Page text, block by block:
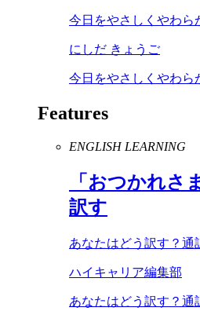
今日をやさしくやわら
にしだ きょうご
今日をやさしくやわ
Features
ENGLISH LEARNING
「おつかれさ
訳す
あなたはどう訳す？通
ハイキャリア編集部
あなたはどう訳す？通